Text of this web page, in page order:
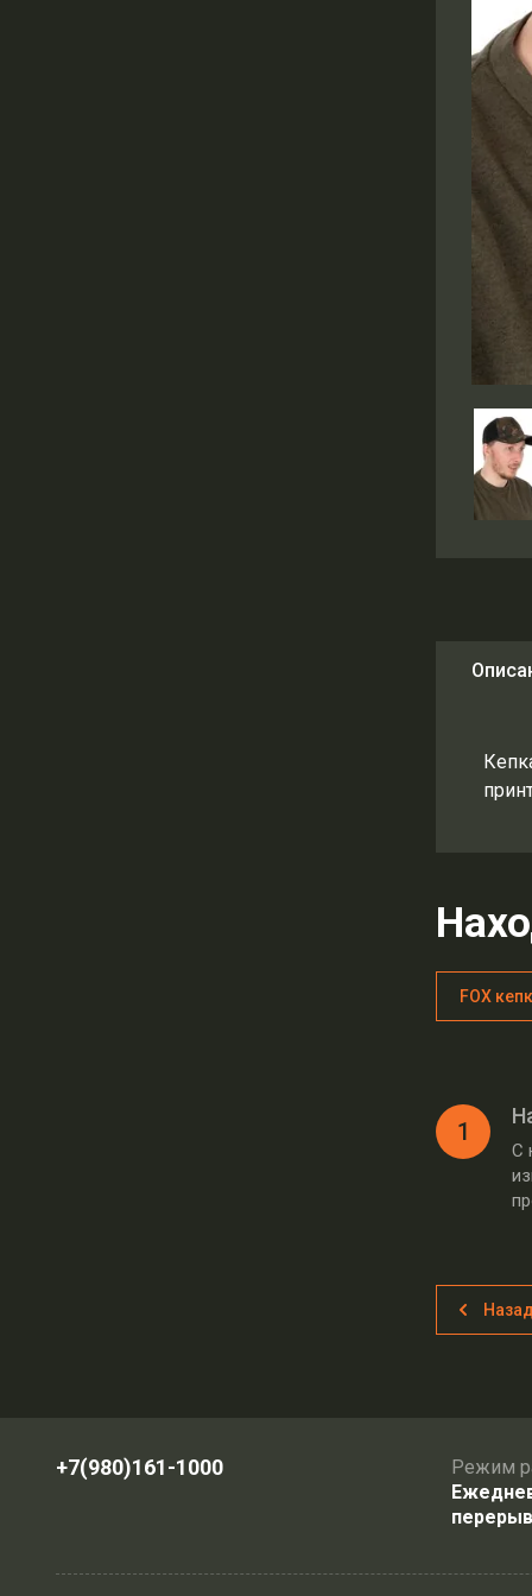
FOX
1
С
+7(980)161-1000
Режим